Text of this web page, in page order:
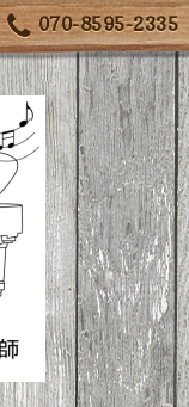
070-8595-2335